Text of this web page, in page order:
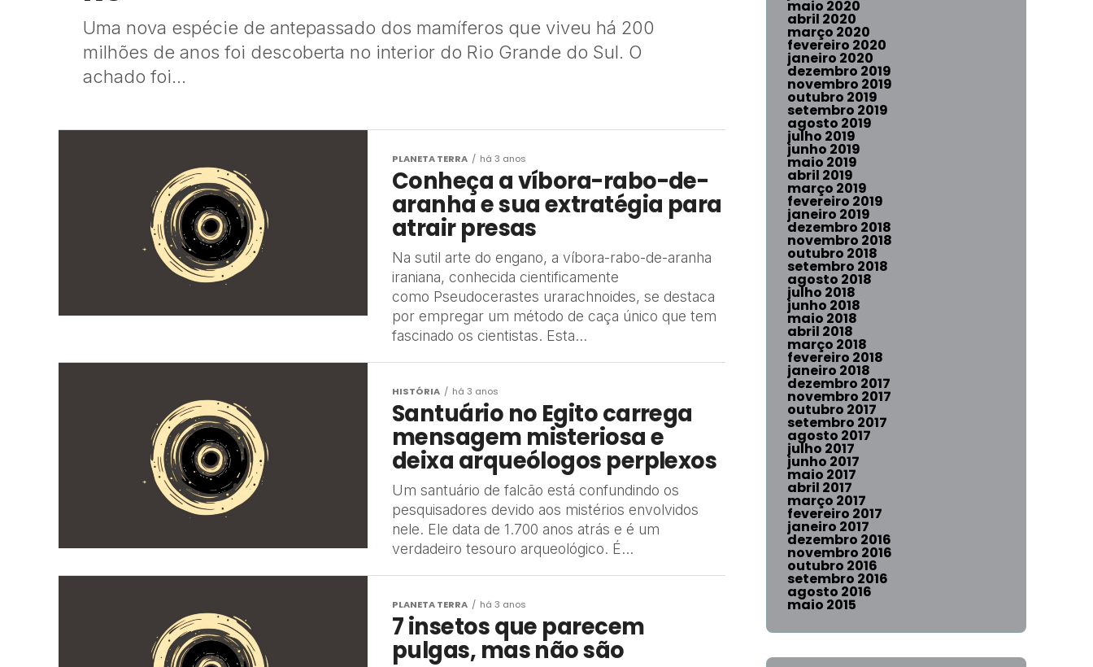
Uma nova espécie de antepassado dos mamíferos que viveu há 200
milhões de anos foi descoberta no interior do Rio Grande do Sul. O
achado foi...
PLANETA TERRA há 3 anos
Conheça a víbora-rabo-de-
aranha e sua extratégia para
atrair presas
Na sutil arte do engano, a víbora-rabo-de-aranha
iraniana, conhecida cientificamente
como Pseudocerastes urarachnoides, se destaca
por empregar um método de caça único que tem
fascinado os cientistas. Esta...
HISTÓRIA há 3 anos
Santuário no Egito carrega
mensagem misteriosa e
deixa arqueólogos perplexos
Um santuário de falcão está confundindo os
pesquisadores devido aos mistérios envolvidos
nele. Ele data de 1.700 anos atrás e é um
verdadeiro tesouro arqueológico. É...
PLANETA TERRA há 3 anos
7 insetos que parecem
pulgas, mas não são
maio 2020
abril 2020
março 2020
fevereiro 2020
janeiro 2020
dezembro 2019
novembro 2019
outubro 2019
setembro 2019
agosto 2019
julho 2019
junho 2019
maio 2019
abril 2019
março 2019
fevereiro 2019
janeiro 2019
dezembro 2018
novembro 2018
outubro 2018
setembro 2018
agosto 2018
julho 2018
junho 2018
maio 2018
abril 2018
março 2018
fevereiro 2018
janeiro 2018
dezembro 2017
novembro 2017
outubro 2017
setembro 2017
agosto 2017
julho 2017
junho 2017
maio 2017
abril 2017
março 2017
fevereiro 2017
janeiro 2017
dezembro 2016
novembro 2016
outubro 2016
setembro 2016
agosto 2016
maio 2015